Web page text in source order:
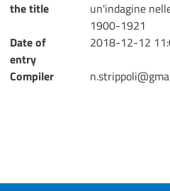
the title
un'indagine
1900-1921
Date of
entry
2018-12-12
Compiler